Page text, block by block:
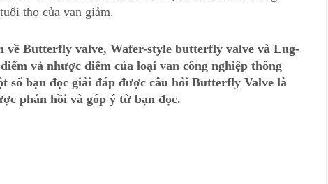
thọ của van giảm.
về Butterfly valve, Wafer-style butterfly valve và Lug-
và nhược điểm của loại van công nghiệp thông
số bạn đọc giải đáp được câu hỏi Butterfly Valve là
phản hồi và góp ý từ bạn đọc.